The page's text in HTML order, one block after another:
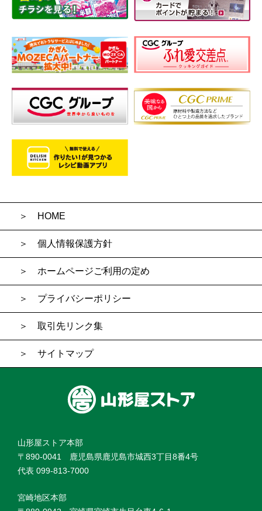
HOME
個人情報保護方針
ホームページご利用の定め
プライバシーポリシー
取引先リンク集
サイトマップ
山形屋ストア本部
〒890-0041 鹿児島県鹿児島市城西3丁目8番4号
代表 099-813-7000
宮崎地区本部